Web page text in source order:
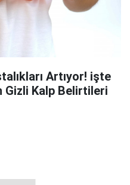
Artıyor! işte
Gizli Kalp Belirtileri